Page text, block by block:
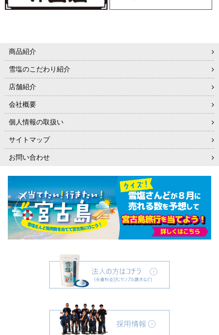
商品紹介
雪塩のこだわり紹介
店舗紹介
会社概要
個人情報の取扱い
サイトマップ
お問い合わせ